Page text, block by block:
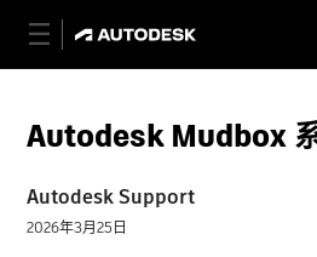
Autodesk Mudbox
Autodesk Support
2026年3月25日